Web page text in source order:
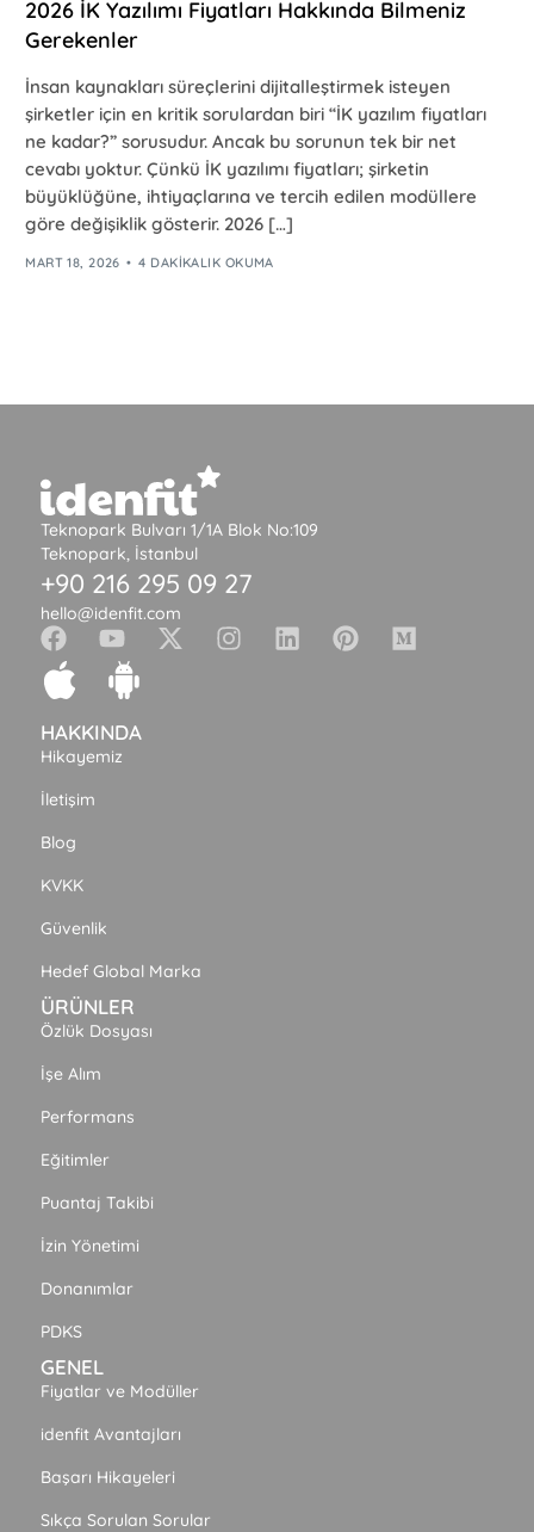
2026 İK Yazılımı Fiyatları Hakkında Bilmeniz
Gerekenler
İnsan kaynakları süreçlerini dijitalleştirmek isteyen
şirketler için en kritik sorulardan biri “İK yazılım fiyatları
ne kadar?” sorusudur. Ancak bu sorunun tek bir net
cevabı yoktur. Çünkü İK yazılımı fiyatları; şirketin
büyüklüğüne, ihtiyaçlarına ve tercih edilen modüllere
göre değişiklik gösterir. 2026 […]
MART 18, 2026 4 DAKIKALIK OKUMA
Teknopark Bulvarı 1/1A Blok No:109
Teknopark, İstanbul
+90 216 295 09 27
hello@idenfit.com
HAKKINDA
Hikayemiz
İletişim
Blog
KVKK
Güvenlik
Hedef Global Marka
ÜRÜNLER
Özlük Dosyası
İşe Alım
Performans
Eğitimler
Puantaj Takibi
İzin Yönetimi
Donanımlar
PDKS
GENEL
Fiyatlar ve Modüller
idenfit Avantajları
Başarı Hikayeleri
Sıkça Sorulan Sorular